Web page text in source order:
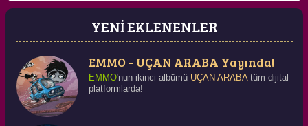
YENİ EKLENENLER
EMMO - UÇAN ARABA Yayında!
EMMO'nun ikinci albümü UÇAN ARABAtüm dijital
platformlarda!